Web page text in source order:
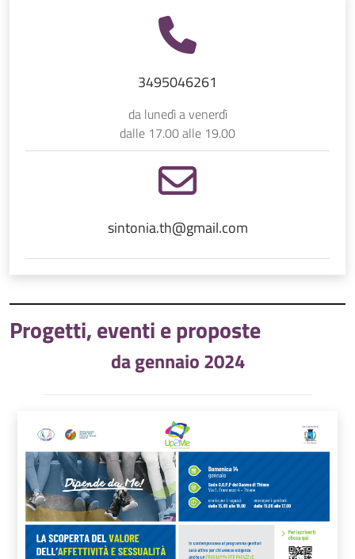
3495046261
da lunedì a venerdì
dalle 17.00 alle 19.00
sintonia.th@gmail.com
Progetti, eventi e proposte
da gennaio 2024